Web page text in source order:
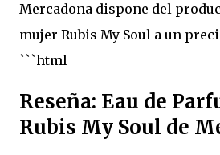
Mercadona dispone del
mujer Rubis My Soul a un
```html
Reseña: Eau de
Rubis My Soul de